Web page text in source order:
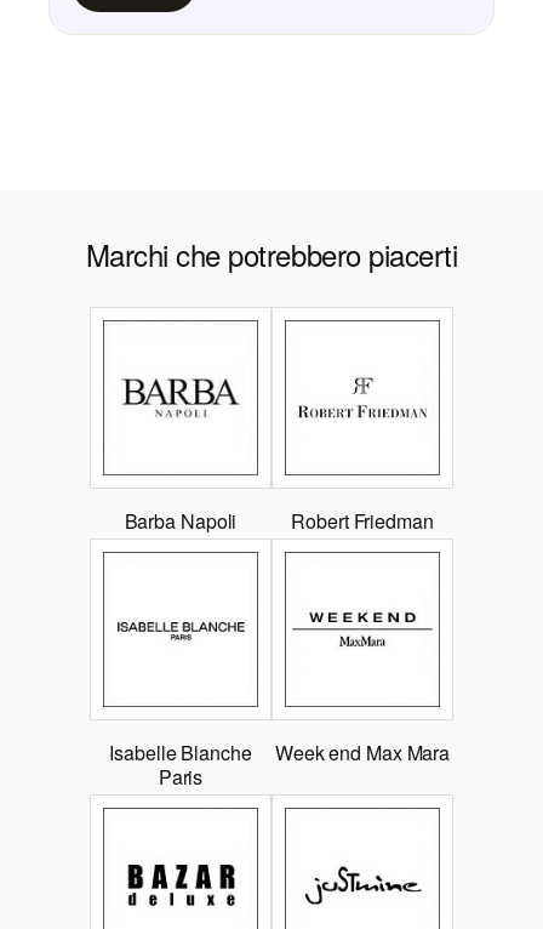
Marchi che potrebbero piacerti
Barba Napoli Robert Friedman
Isabelle Blanche
Paris
Week end Max Mara